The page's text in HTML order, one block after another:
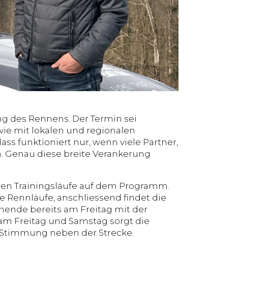
des Rennens. Der Termin sei
mit lokalen und regionalen
funktioniert nur, wenn viele Partner,
diese breite Verankerung
Trainingsläufe auf dem Programm.
Rennläufe, anschliessend findet die
bereits am Freitag mit der
Freitag und Samstag sorgt die
neben der Strecke.